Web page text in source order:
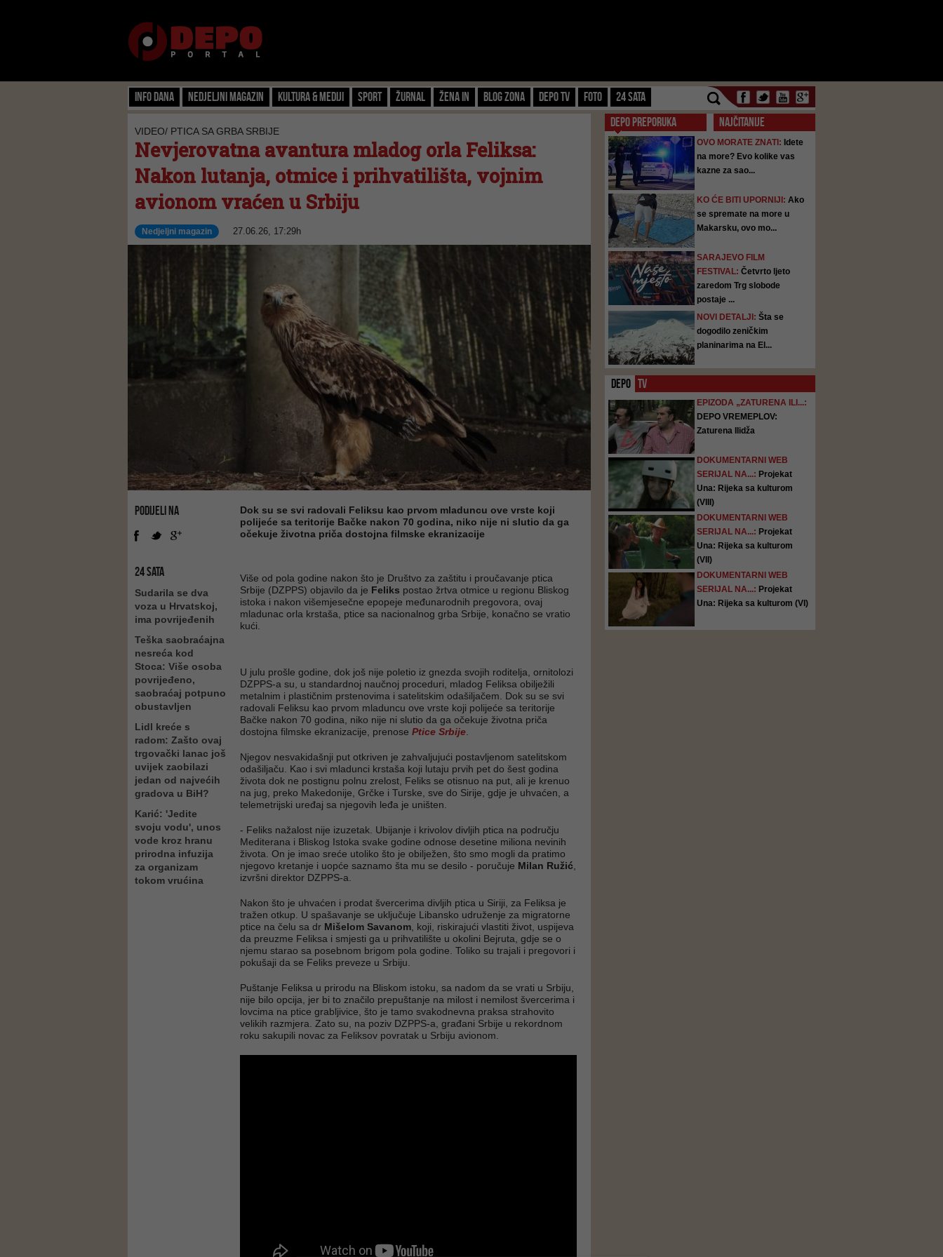
Info dana Nedjeljni magazin Kultura & Mediji Sport Žurnal Žena IN Blog zona Depo TV FOTO 24 SATA
VIDEO/ PTICA SA GRBA SRBIJE
Nevjerovatna avantura mladog orla Feliksa:
Nakon lutanja, otmice i prihvatilišta, vojnim
avionom vraćen u Srbiju
Nedjeljni magazin 27.06.26, 17:29h
PODIJELI NA
24 SATA
Sudarila se dva
voza u Hrvatskoj,
ima povrijeđenih
Teška saobraćajna
nesreća kod
Stoca: Više osoba
povrijeđeno,
saobraćaj potpuno
obustavljen
Lidl kreće s
radom: Zašto ovaj
trgovački lanac još
uvijek zaobilazi
jedan od najvećih
gradova u BiH?
Karić: 'Jedite
svoju vodu', unos
vode kroz hranu
prirodna infuzija
za organizam
tokom vrućina
Dok su se svi radovali Feliksu kao prvom mladuncu ove vrste koji
polijeće sa teritorije Bačke nakon 70 godina, niko nije ni slutio da ga
očekuje životna priča dostojna filmske ekranizacije
Više od pola godine nakon što je Društvo za zaštitu i proučavanje ptica
Srbije (DZPPS) objavilo da je Feliks postao žrtva otmice u regionu Bliskog
istoka i nakon višemjesečne epopeje međunarodnih pregovora, ovaj
mladunac orla krstaša, ptice sa nacionalnog grba Srbije, konačno se vratio
kući.
U julu prošle godine, dok još nije poletio iz gnezda svojih roditelja, ornitolozi
DZPPS-a su, u standardnoj naučnoj proceduri, mladog Feliksa obilježili
metalnim i plastičnim prstenovima i satelitskim odašiljačem. Dok su se svi
radovali Feliksu kao prvom mladuncu ove vrste koji polijeće sa teritorije
Bačke nakon 70 godina, niko nije ni slutio da ga očekuje životna priča
dostojna filmske ekranizacije, prenose Ptice Srbije
Njegov nesvakidašnji put otkriven je zahvaljujući postavljenom satelitskom
odašiljaču. Kao i svi mladunci krstaša koji lutaju prvih pet do šest godina
života dok ne postignu polnu zrelost, Feliks se otisnuo na put, ali je krenuo
na jug, preko Makedonije, Grčke i Turske, sve do Sirije, gdje je uhvaćen, a
telemetrijski uređaj sa njegovih leđa je uništen.
- Feliks nažalost nije izuzetak. Ubijanje i krivolov divljih ptica na području
Mediterana i Bliskog Istoka svake godine odnose desetine miliona nevinih
života. On je imao sreće utoliko što je obilježen, što smo mogli da pratimo
njegovo kretanje i uopće saznamo šta mu se desilo - poručuje Milan Ružić
izvršni direktor DZPPS-a.
Nakon što je uhvaćen i prodat švercerima divljih ptica u Siriji, za Feliksa je
tražen otkup. U spašavanje se uključuje Libansko udruženje za migratorne
ptice na čelu sa dr Mišelom Savanom , koji, riskirajući vlastiti život, uspijeva
da preuzme Feliksa i smjesti ga u prihvatilište u okolini Bejruta, gdje se o
njemu starao sa posebnom brigom pola godine. Toliko su trajali i pregovori i
pokušaji da se Feliks preveze u Srbiju.
Puštanje Feliksa u prirodu na Bliskom istoku, sa nadom da se vrati u Srbiju,
nije bilo opcija, jer bi to značilo prepuštanje na milost i nemilost švercerima i
lovcima na ptice grabljivice, što je tamo svakodnevna praksa strahovito
velikih razmjera. Zato su, na poziv DZPPS-a, građani Srbije u rekordnom
roku sakupili novac za Feliksov povratak u Srbiju avionom.
DEPO PREPORUKA NAJČITANIJE
OVO MORATE ZNATI: Idete
na more? Evo kolike vas
kazne za sao...
KO ĆE BITI UPORNIJI: Ako
se spremate na more u
Makarsku, ovo mo...
SARAJEVO FILM
FESTIVAL: Četvrto ljeto
zaredom Trg slobode
postaje ...
NOVI DETALJI: Šta se
dogodilo zeničkim
planinarima na El...
DEPO TV
EPIZODA „ZATURENA ILI...:
DEPO VREMEPLOV:
Zaturena Ilidža
DOKUMENTARNI WEB
SERIJAL NA...: Projekat
Una: Rijeka sa kulturom
(VIII)
DOKUMENTARNI WEB
SERIJAL NA...: Projekat
Una: Rijeka sa kulturom
(VII)
DOKUMENTARNI WEB
SERIJAL NA...: Projekat
Una: Rijeka sa kulturom (VI)